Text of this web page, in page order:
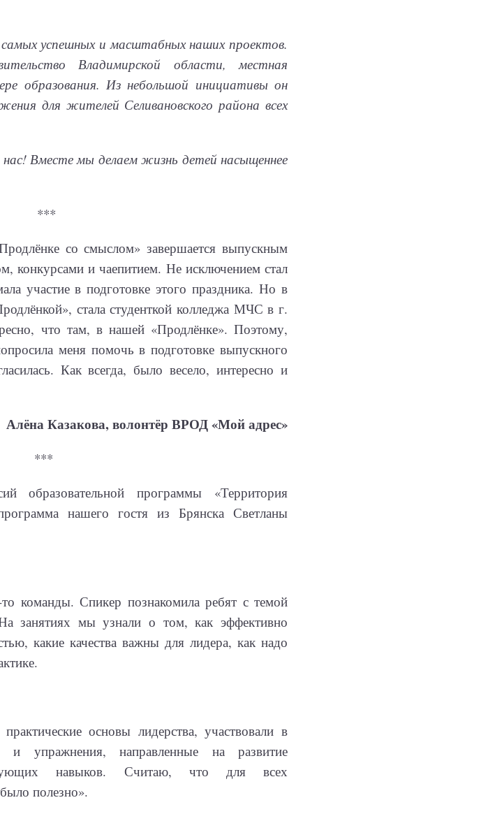
успешных и масштабных наших проектов.
Владимирской области, местная
образования. Из небольшой инициативы он
для жителей Селивановского района всех
Вместе мы делаем жизнь детей насыщеннее
***
со смыслом» завершается выпускным
конкурсами и чаепитием. Не исключением стал
участие в подготовке этого праздника. Но в
стала студенткой колледжа МЧС в г.
что там, в нашей «Продлёнке». Поэтому,
меня помочь в подготовке выпускного
Как всегда, было весело, интересно и
Алёна Казакова, волонтёр ВРОД «Мой адрес»
***
образовательной программы «Территория
нашего гостя из Брянска Светланы
команды. Спикер познакомила ребят с темой
занятиях мы узнали о том, как эффективно
какие качества важны для лидера, как надо
основы лидерства, участвовали в
и упражнения, направленные на развитие
навыков. Считаю, что для всех
полезно».